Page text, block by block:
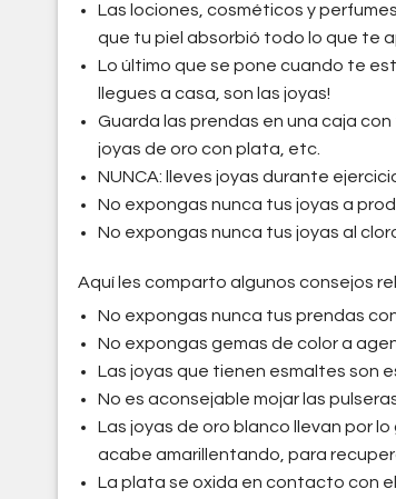
Las lociones, cosméticos y
que tu piel absorbió todo lo que te
Lo último que se pone cuando te
llegues a casa, son las joyas!
Guarda las prendas en una caja
joyas de oro con plata, etc.
NUNCA: lleves joyas durante
No expongas nunca tus joyas a
No expongas nunca tus joyas al
Aquí les comparto algunos consejos
No expongas nunca tus prendas
No expongas gemas de color a
Las joyas que tienen esmaltes son
No es aconsejable mojar las
Las joyas de oro blanco llevan por
acabe amarillentando, para
La plata se oxida en contacto con